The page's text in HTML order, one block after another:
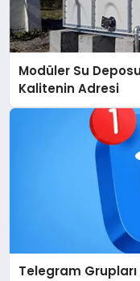
Modüler Su
Kalitenin Adresi
Telegram Grupları